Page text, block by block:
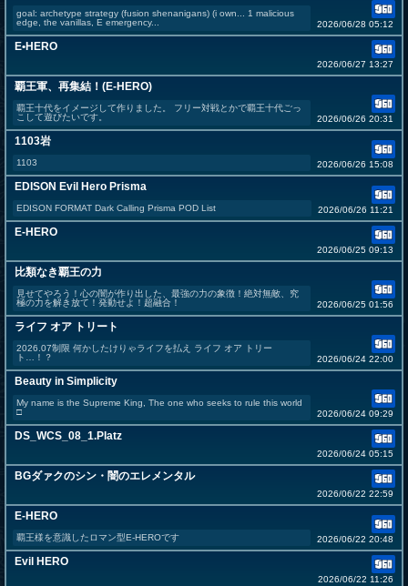
goal: archetype strategy (fusion shenanigans) (i own... 1 malicious
edge, the vanillas, E emergency...
2026/06/28 05:12
E•HERO
2026/06/27 13:27
覇王軍、再集結！(E-HERO)
覇王十代をイメージして作りました。 フリー対戦とかで覇王十代ごっ
こして遊びたいです。
2026/06/26 20:31
1103岩
1103 2026/06/26 15:08
EDISON Evil Hero Prisma
EDISON FORMAT Dark Calling Prisma POD List 2026/06/26 11:21
E-HERO
2026/06/25 09:13
比類なき覇王の力
見せてやろう！心の闇が作り出した、最強の力の象徴！絶対無敵、究
極の力を解き放て！発動せよ！超融合！
2026/06/25 01:56
ライフ オア トリート
2026.07制限 何かしたけりゃライフを払え ライフ オア トリー
ト…！？
2026/06/24 22:00
Beauty in Simplicity
My name is the Supreme King, The one who seeks to rule this world
□
2026/06/24 09:29
DS_WCS_08_1.Platz
2026/06/24 05:15
BGダァクのシン・闇のエレメンタル
2026/06/22 22:59
E-HERO
覇王様を意識したロマン型E-HEROです 2026/06/22 20:48
Evil HERO
2026/06/22 11:26